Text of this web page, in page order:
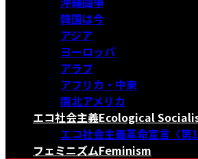
韓国は今
アジア
ヨーロッパ
アラブ
アフリカ・中東
南北アメリカ
エコ社会主義Ecological
エコ社会主義革命宣言〈第
フェミニズムFeminism